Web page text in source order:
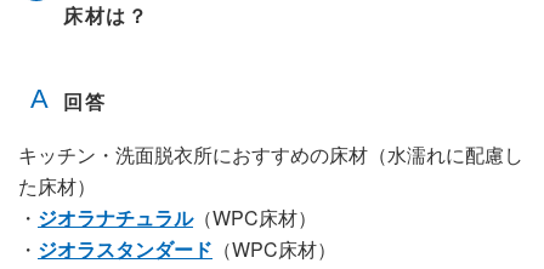
床材は？
キッチン・洗面脱衣所におすすめの床材（水濡れに配慮し
た床材）
・ ジオラナチュラル（WPC床材）
・ ジオラスタンダード （WPC床材）